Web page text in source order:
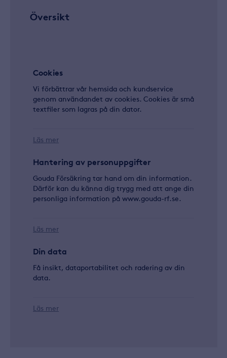
innehåll
Översikt
Cookies
Vi förbättrar vår hemsida och kundservice
genom användandet av cookies. Cookies är små
textfiler som lagras på din dator.
Läs mer
Hantering av personuppgifter
Gouda Försäkring tar hand om din information.
Därför kan du känna dig trygg med att ange din
personliga information på www.gouda-rf.se.
Läs mer
Din data
Få insikt, dataportabilitet och radering av din
data.
Läs mer